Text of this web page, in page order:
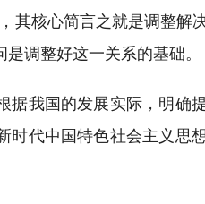
核心简言之就是调整解
调整好这一关系的基础。
我国的发展实际，明确
时代中国特色社会主义思